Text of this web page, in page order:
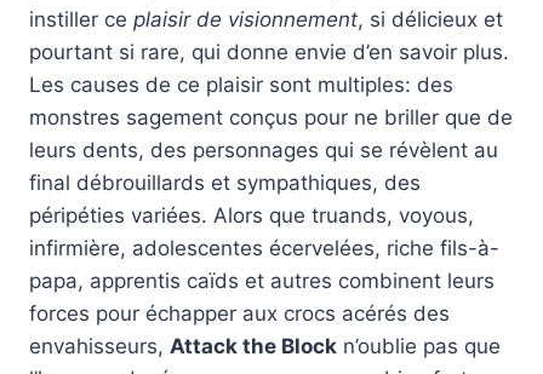
instiller ce plaisir de visionnement, si délicieux et
pourtant si rare, qui donne envie d’en savoir plus.
Les causes de ce plaisir sont multiples: des
monstres sagement conçus pour ne briller que de
leurs dents, des personnages qui se révèlent au
final débrouillards et sympathiques, des
péripéties variées. Alors que truands, voyous,
infirmière, adolescentes écervelées, riche fils-à-
papa, apprentis caïds et autres combinent leurs
forces pour échapper aux crocs acérés des
envahisseurs, Attack the Block n’oublie pas que